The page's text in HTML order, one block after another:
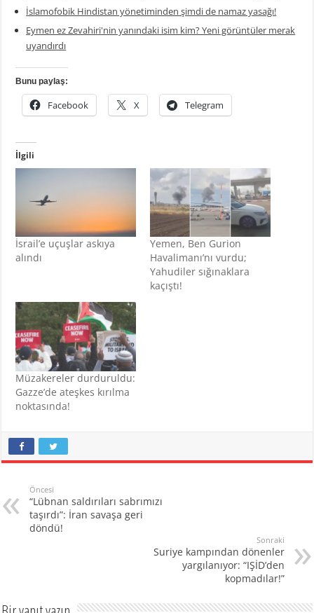
İslamofobik Hindistan yönetiminden şimdi de namaz yasağı!
Eymen ez Zevahiri'nin yanındaki isim kim? Yeni görüntüler merak
uyandırdı
Bunu paylaş:
Facebook X Telegram
İlgili
İsrail’e uçuşlar askıya
alındı
Yemen, Ben Gurion
Havalimanı’nı vurdu;
Yahudiler sığınaklara
kaçıştı!
Müzakereler durduruldu:
Gazze’de ateşkes kırılma
noktasında!
Öncesi
“Lübnan saldırıları sabrımızı
taşırdı”: İran savaşa geri
döndü!
Sonraki
Suriye kampından dönenler
yargılanıyor: “IŞİD’den
kopmadılar!”